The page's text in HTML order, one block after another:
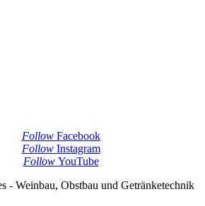
Follow Facebook
Follow Instagram
Follow YouTube